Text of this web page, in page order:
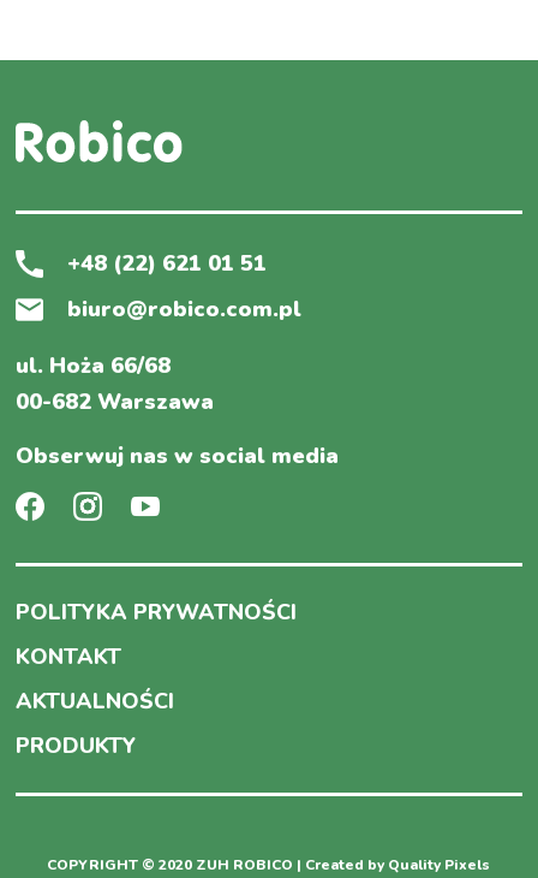
+48 (22) 621 01 51
biuro@robico.com.pl
ul. Hoża 66/68
00-682 Warszawa
Obserwuj nas w social media
POLITYKA PRYWATNOŚCI
KONTAKT
AKTUALNOŚCI
PRODUKTY
COPYRIGHT © 2020 ZUH ROBICO | Created by Quality Pixels